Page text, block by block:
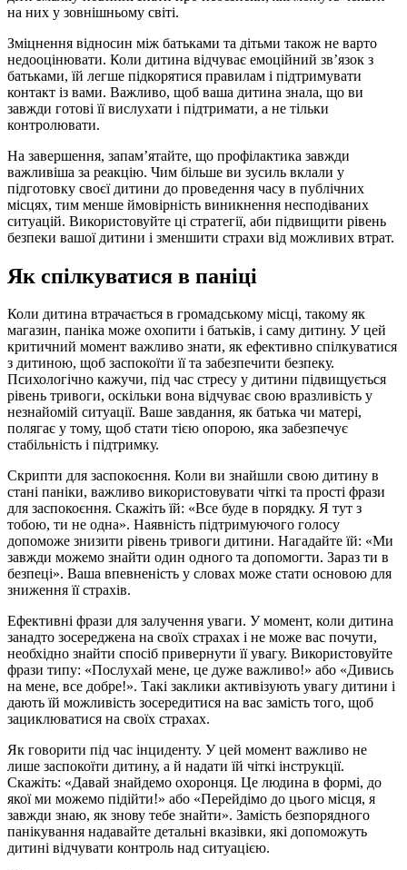
на них у зовнішньому світі.
Зміцнення відносин між батьками та дітьми також не варто
недооцінювати. Коли дитина відчуває емоційний зв’язок з
батьками, їй легше підкорятися правилам і підтримувати
контакт із вами. Важливо, щоб ваша дитина знала, що ви
завжди готові її вислухати і підтримати, а не тільки
контролювати.
На завершення, запам’ятайте, що профілактика завжди
важливіша за реакцію. Чим більше ви зусиль вклали у
підготовку своєї дитини до проведення часу в публічних
місцях, тим менше ймовірність виникнення несподіваних
ситуацій. Використовуйте ці стратегії, аби підвищити рівень
безпеки вашої дитини і зменшити страхи від можливих втрат.
Як спілкуватися в паніці
Коли дитина втрачається в громадському місці, такому як
магазин, паніка може охопити і батьків, і саму дитину. У цей
критичний момент важливо знати, як ефективно спілкуватися
з дитиною, щоб заспокоїти її та забезпечити безпеку.
Психологічно кажучи, під час стресу у дитини підвищується
рівень тривоги, оскільки вона відчуває свою вразливість у
незнайомій ситуації. Ваше завдання, як батька чи матері,
полягає у тому, щоб стати тією опорою, яка забезпечує
стабільність і підтримку.
Скрипти для заспокоєння. Коли ви знайшли свою дитину в
стані паніки, важливо використовувати чіткі та прості фрази
для заспокоєння. Скажіть їй: «Все буде в порядку. Я тут з
тобою, ти не одна». Наявність підтримуючого голосу
допоможе знизити рівень тривоги дитини. Нагадайте їй: «Ми
завжди можемо знайти один одного та допомогти. Зараз ти в
безпеці». Ваша впевненість у словах може стати основою для
зниження її страхів.
Ефективні фрази для залучення уваги. У момент, коли дитина
занадто зосереджена на своїх страхах і не може вас почути,
необхідно знайти спосіб привернути її увагу. Використовуйте
фрази типу: «Послухай мене, це дуже важливо!» або «Дивись
на мене, все добре!». Такі заклики активізують увагу дитини і
дають їй можливість зосередитися на вас замість того, щоб
зациклюватися на своїх страхах.
Як говорити під час інциденту. У цей момент важливо не
лише заспокоїти дитину, а й надати їй чіткі інструкції.
Скажіть: «Давай знайдемо охоронця. Це людина в формі, до
якої ми можемо підійти!» або «Перейдімо до цього місця, я
завжди знаю, як знову тебе знайти». Замість безпорядного
панікування надавайте детальні вказівки, які допоможуть
дитині відчувати контроль над ситуацією.